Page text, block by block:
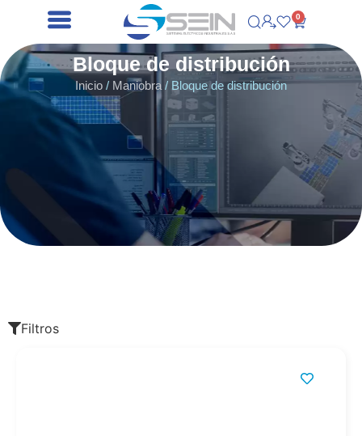
0
Bloque de distribución
Inicio / Maniobra / Bloque de distribución
Filtros